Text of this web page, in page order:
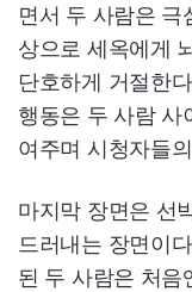
면서 두 사람은 극
상으로 세옥에게
단호하게 거절한
행동은 두 사람 사
여주며 시청자들
마지막 장면은 선
드러내는 장면이
된 두 사람은 처음